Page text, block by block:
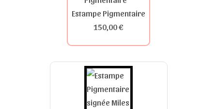
Estampe Pigmentaire
150,00 €